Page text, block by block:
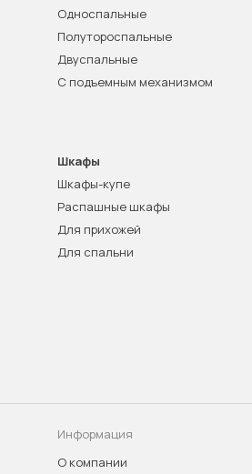
Односпальные
Полутороспальные
Двуспальные
С подъемным механизмом
Шкафы
Шкафы-купе
Распашные шкафы
Для прихожей
Для спальни
Информация
О компании